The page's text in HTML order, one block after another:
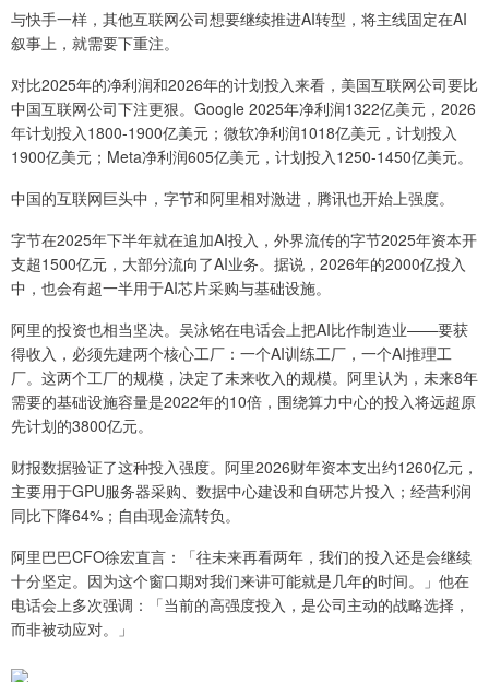
与快手一样，其他互联网公司想要继续推进AI转型，将主线固定在AI
叙事上，就需要下重注。
对比2025年的净利润和2026年的计划投入来看，美国互联网公司要比
中国互联网公司下注更狠。Google 2025年净利润1322亿美元，2026
年计划投入1800-1900亿美元；微软净利润1018亿美元，计划投入
1900亿美元；Meta净利润605亿美元，计划投入1250-1450亿美元。
中国的互联网巨头中，字节和阿里相对激进，腾讯也开始上强度。
字节在2025年下半年就在追加AI投入，外界流传的字节2025年资本开
支超1500亿元，大部分流向了AI业务。据说，2026年的2000亿投入
中，也会有超一半用于AI芯片采购与基础设施。
阿里的投资也相当坚决。吴泳铭在电话会上把AI比作制造业——要获
得收入，必须先建两个核心工厂：一个AI训练工厂，一个AI推理工
厂。这两个工厂的规模，决定了未来收入的规模。阿里认为，未来8年
需要的基础设施容量是2022年的10倍，围绕算力中心的投入将远超原
先计划的3800亿元。
财报数据验证了这种投入强度。阿里2026财年资本支出约1260亿元，
主要用于GPU服务器采购、数据中心建设和自研芯片投入；经营利润
同比下降64%；自由现金流转负。
阿里巴巴CFO徐宏直言：「往未来再看两年，我们的投入还是会继续
十分坚定。因为这个窗口期对我们来讲可能就是几年的时间。」他在
电话会上多次强调：「当前的高强度投入，是公司主动的战略选择，
而非被动应对。」